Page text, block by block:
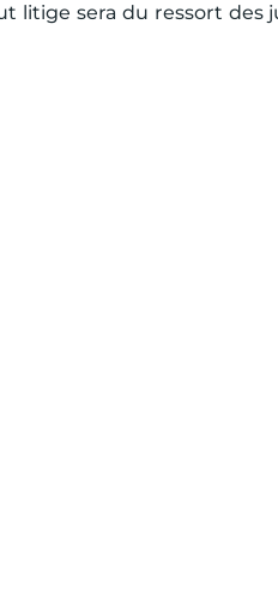
litige sera du ressort